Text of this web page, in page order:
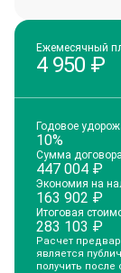
Ежемесячный
4 950 ₽
Годовое
10%
Сумма договора
447 004 ₽
Экономия на
163 902 ₽
Итоговая
283 103 ₽
Расчет
является
получить